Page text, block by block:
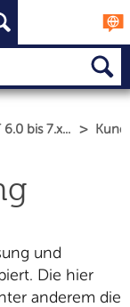
6.0 bis 7.x... >
und
Die hier
anderem die